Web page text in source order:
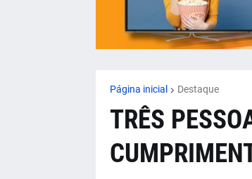
Página inicial Destaque
TRÊS